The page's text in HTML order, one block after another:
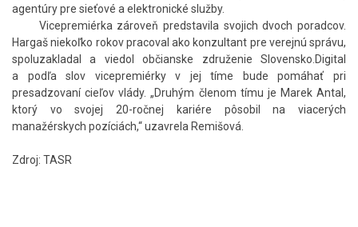
agentúry pre sieťové a elektronické služby.
Vicepremiérka zároveň predstavila svojich dvoch poradcov.
Hargaš niekoľko rokov pracoval ako konzultant pre verejnú správu,
spoluzakladal a viedol občianske združenie Slovensko.Digital
a podľa slov vicepremiérky v jej tíme bude pomáhať pri
presadzovaní cieľov vlády. „Druhým členom tímu je Marek Antal,
ktorý vo svojej 20-ročnej kariére pôsobil na viacerých
manažérskych pozíciách,“ uzavrela Remišová.​
Zdroj: TASR